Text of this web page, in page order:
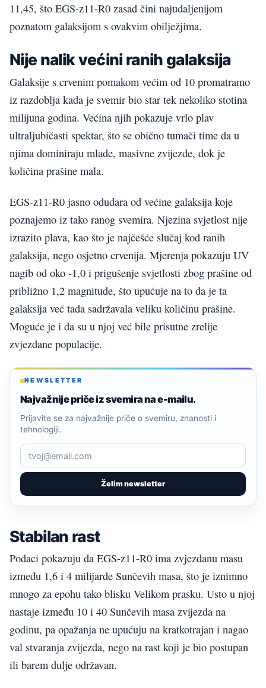
11,45, što EGS-z11-R0 zasad čini najudaljenijom
poznatom galaksijom s ovakvim obilježjima.
Nije nalik većini ranih galaksija
Galaksije s crvenim pomakom većim od 10 promatramo
iz razdoblja kada je svemir bio star tek nekoliko stotina
milijuna godina. Većina njih pokazuje vrlo plav
ultraljubičasti spektar, što se obično tumači time da u
njima dominiraju mlade, masivne zvijezde, dok je
količina prašine mala.
EGS-z11-R0 jasno odudara od većine galaksija koje
poznajemo iz tako ranog svemira. Njezina svjetlost nije
izrazito plava, kao što je najčešće slučaj kod ranih
galaksija, nego osjetno crvenija. Mjerenja pokazuju UV
nagib od oko -1,0 i prigušenje svjetlosti zbog prašine od
približno 1,2 magnitude, što upućuje na to da je ta
galaksija već tada sadržavala veliku količinu prašine.
Moguće je i da su u njoj već bile prisutne zrelije
zvjezdane populacije.
NEWSLETTER
Najvažnije priče iz svemira na e-mailu.
Želim newsletter
Prijavite se za najvažnije priče o svemiru, znanosti i
tehnologiji.
Stabilan rast
Podaci pokazuju da EGS-z11-R0 ima zvjezdanu masu
između 1,6 i 4 milijarde Sunčevih masa, što je iznimno
mnogo za epohu tako blisku Velikom prasku. Usto u njoj
nastaje između 10 i 40 Sunčevih masa zvijezda na
godinu, pa opažanja ne upućuju na kratkotrajan i nagao
val stvaranja zvijezda, nego na rast koji je bio postupan
ili barem dulje održavan.